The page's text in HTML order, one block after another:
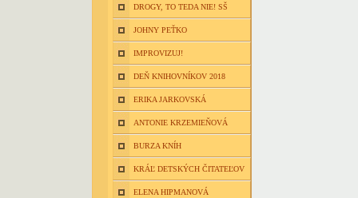
DROGY, TO TEDA NIE! SŠ
JOHNY PEŤKO
IMPROVIZUJ!
DEŇ KNIHOVNÍKOV 2018
ERIKA JARKOVSKÁ
ANTONIE KRZEMIEŇOVÁ
BURZA KNÍH
KRÁĽ DETSKÝCH ČITATEĽOV
ELENA HIPMANOVÁ